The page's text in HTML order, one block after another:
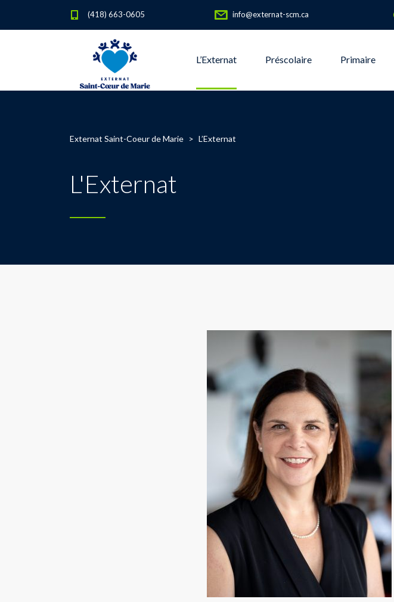
(418) 663-0605 info@externat-scm.ca
L’Externat Préscolaire Primaire
Externat Saint-Coeur de Marie > L’Externat
L'Externat